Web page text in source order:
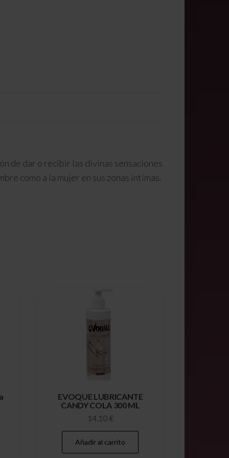
de dar o recibir las divinas sensaciones
como a la mujer en sus zonas íntimas.
EVOQUE LUBRICANTE
CANDY COLA 300 ML
14,10 €
Añadir al carrito